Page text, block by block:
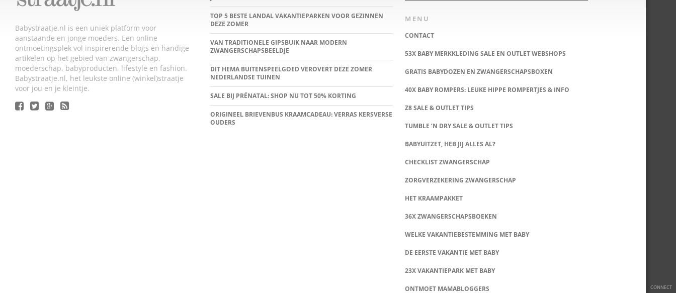
CONNECT
Babystraatje.nl is een uniek platform voor
aanstaande en jonge moeders. Een online
ontmoetingsplek vol inspirerende blogs en handige
artikelen op het gebied van zwangerschap,
moederschap, babyproducten, lifestyle en fashion.
Babystraatje.nl, het leukste online (winkel)straatje
voor jou en je kleintje.
TOP 5 BESTE LANDAL VAKANTIEPARKEN VOOR GEZINNEN
DEZE ZOMER
VAN TRADITIONELE GIPSBUIK NAAR MODERN
ZWANGERSCHAPSBEELDJE
DIT HEMA BUITENSPEELGOED VEROVERT DEZE ZOMER
NEDERLANDSE TUINEN
SALE BIJ PRÉNATAL: SHOP NU TOT 50% KORTING
ORIGINEEL BRIEVENBUS KRAAMCADEAU: VERRAS KERSVERSE
OUDERS
MENU
CONTACT
53X BABY MERKKLEDING SALE EN OUTLET WEBSHOPS
GRATIS BABYDOZEN EN ZWANGERSCHAPSBOXEN
40X BABY ROMPERS: LEUKE HIPPE ROMPERTJES & INFO
Z8 SALE & OUTLET TIPS
TUMBLE ‘N DRY SALE & OUTLET TIPS
BABYUITZET, HEB JIJ ALLES AL?
CHECKLIST ZWANGERSCHAP
ZORGVERZEKERING ZWANGERSCHAP
HET KRAAMPAKKET
36X ZWANGERSCHAPSBOEKEN
WELKE VAKANTIEBESTEMMING MET BABY
DE EERSTE VAKANTIE MET BABY
23X VAKANTIEPARK MET BABY
ONTMOET MAMABLOGGERS